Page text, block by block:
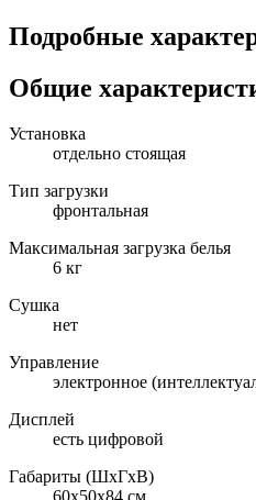
Подробные
Общие
Установка
отдельно стоящая
Тип загрузки
фронтальная
Максимальная загрузка белья
6 кг
Сушка
нет
Управление
электронное
Дисплей
есть цифровой
Габариты (ШxГxВ)